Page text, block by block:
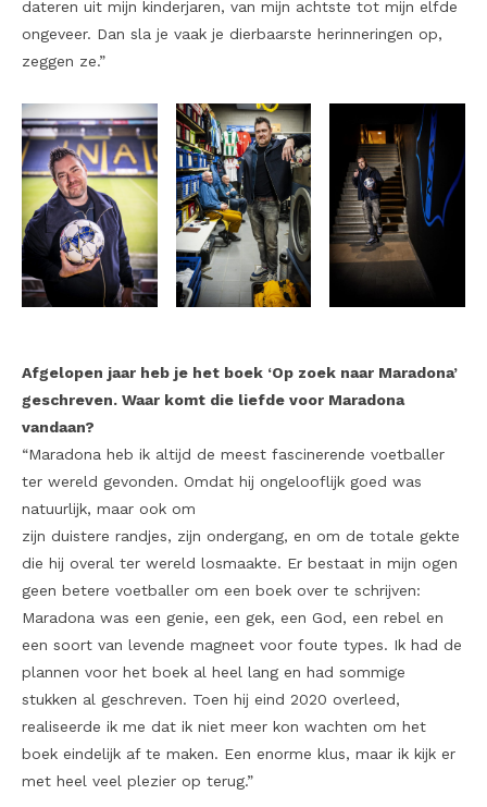
dateren uit mijn kinderjaren, van mijn achtste tot mijn elfde
ongeveer. Dan sla je vaak je dierbaarste herinneringen op,
zeggen ze.”
Afgelopen jaar heb je het boek ‘Op zoek naar Maradona’
geschreven. Waar komt die liefde voor Maradona
vandaan?
“Maradona heb ik altijd de meest fascinerende voetballer
ter wereld gevonden. Omdat hij ongelooflijk goed was
natuurlijk, maar ook om
zijn duistere randjes, zijn ondergang, en om de totale gekte
die hij overal ter wereld losmaakte. Er bestaat in mijn ogen
geen betere voetballer om een boek over te schrijven:
Maradona was een genie, een gek, een God, een rebel en
een soort van levende magneet voor foute types. Ik had de
plannen voor het boek al heel lang en had sommige
stukken al geschreven. Toen hij eind 2020 overleed,
realiseerde ik me dat ik niet meer kon wachten om het
boek eindelijk af te maken. Een enorme klus, maar ik kijk er
met heel veel plezier op terug.”